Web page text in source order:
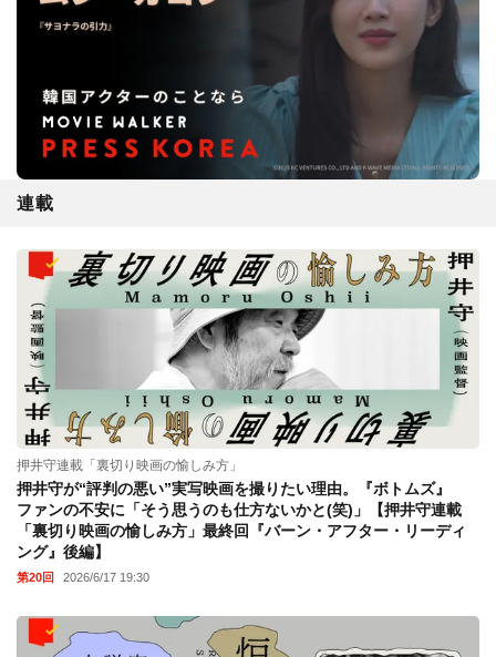
連載
押井守連載「裏切り映画の愉しみ方」
押井守が“評判の悪い”実写映画を撮りたい理由。『ボトムズ』
ファンの不安に「そう思うのも仕方ないかと(笑)」【押井守連載
「裏切り映画の愉しみ方」最終回『バーン・アフター・リーディ
ング』後編】
第20回 2026/6/17 19:30